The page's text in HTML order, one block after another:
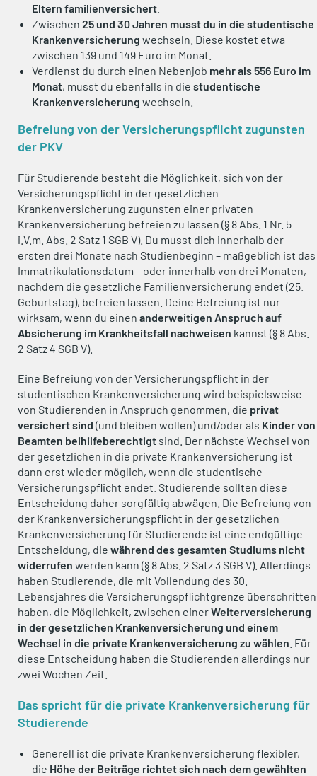
Eltern familienversichert
Zwischen 25 und 30 Jahren musst du in die studentische
Krankenversicherung wechseln. Diese kostet etwa
zwischen 139 und 149 Euro im Monat.
Verdienst du durch einen Nebenjob mehr als 556 Euro im
Monat, musst du ebenfalls in die studentische
Krankenversicherung wechseln.
Befreiung von der Versicherungspflicht zugunsten
der PKV
Für Studierende besteht die Möglichkeit, sich von der
Versicherungspflicht in der gesetzlichen
Krankenversicherung zugunsten einer privaten
Krankenversicherung befreien zu lassen (§ 8 Abs. 1 Nr. 5
i.V.m. Abs. 2 Satz 1 SGB V). Du musst dich innerhalb der
ersten drei Monate nach Studienbeginn – maßgeblich ist das
Immatrikulationsdatum – oder innerhalb von drei Monaten,
nachdem die gesetzliche Familienversicherung endet (25.
Geburtstag), befreien lassen. Deine Befreiung ist nur
wirksam, wenn du einen anderweitigen Anspruch auf
Absicherung im Krankheitsfall nachweisen kannst (§ 8 Abs.
2 Satz 4 SGB V).
Eine Befreiung von der Versicherungspflicht in der
studentischen Krankenversicherung wird beispielsweise
von Studierenden in Anspruch genommen, die privat
versichert sind (und bleiben wollen) und/oder als Kinder von
Beamten beihilfeberechtigt sind. Der nächste Wechsel von
der gesetzlichen in die private Krankenversicherung ist
dann erst wieder möglich, wenn die studentische
Versicherungspflicht endet. Studierende sollten diese
Entscheidung daher sorgfältig abwägen. Die Befreiung von
der Krankenversicherungspflicht in der gesetzlichen
Krankenversicherung für Studierende ist eine endgültige
Entscheidung, die während des gesamten Studiums nicht
widerrufen werden kann (§ 8 Abs. 2 Satz 3 SGB V). Allerdings
haben Studierende, die mit Vollendung des 30.
Lebensjahres die Versicherungspflichtgrenze überschritten
haben, die Möglichkeit, zwischen einerWeiterversicherung
in der gesetzlichen Krankenversicherung und einem
Wechsel in die private Krankenversicherung zu wählen . Für
diese Entscheidung haben die Studierenden allerdings nur
zwei Wochen Zeit.
Das spricht für die private Krankenversicherung für
Studierende
Generell ist die private Krankenversicherung flexibler,
die Höhe der Beiträge richtet sich nach dem gewählten